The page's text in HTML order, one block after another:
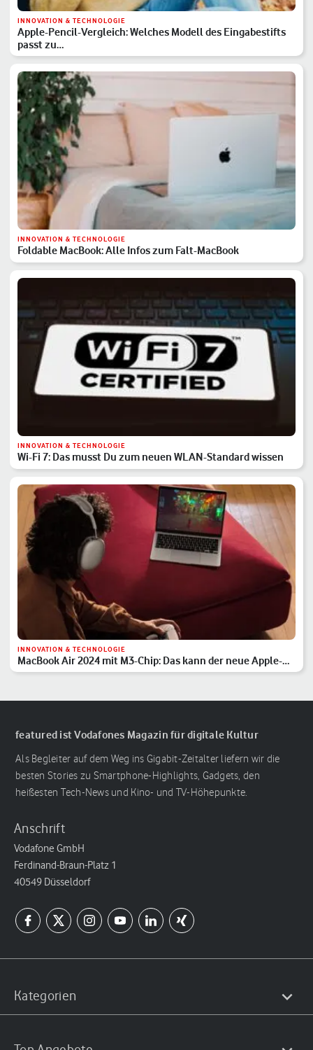
INNOVATION & TECHNOLOGIE
Apple-Pencil-Vergleich: Welches Modell des Eingabestifts
passt zu…
INNOVATION & TECHNOLOGIE
Foldable MacBook: Alle Infos zum Falt-MacBook
INNOVATION & TECHNOLOGIE
Wi-Fi 7: Das musst Du zum neuen WLAN-Standard wissen
INNOVATION & TECHNOLOGIE
MacBook Air 2024 mit M3-Chip: Das kann der neue Apple-
Laptop
featured ist Vodafones Magazin für digitale Kultur
Als Begleiter auf dem Weg ins Gigabit-Zeitalter liefern wir die
besten Stories zu Smartphone-Highlights, Gadgets, den
heißesten Tech-News und Kino- und TV-Höhepunkte.
Anschrift
Vodafone GmbH
Ferdinand-Braun-Platz 1
40549 Düsseldorf
Kategorien